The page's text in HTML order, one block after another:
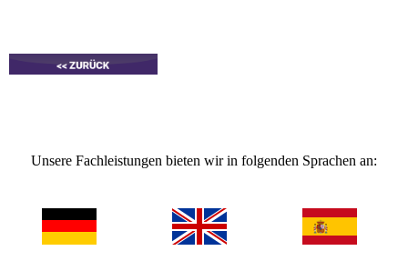
Unsere Fachleistungen bieten wir in folgenden Sprachen an: